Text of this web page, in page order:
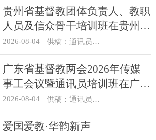
贵州省基督教团体负责人、教职
人员及信众骨干培训班在贵州圣
经学校举办
2026-08-04 供稿：通讯员 杨菁
广东省基督教两会2026年传媒
事工会议暨通讯员培训班在广州
举办
2026-08-04 供稿：通讯员 汪浩
爱国爱教·华韵新声